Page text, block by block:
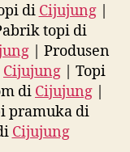
di Cijujung|
topi di
| Produsen
Cijujung | Topi
di Cijujung |
pramuka di
Cijujung